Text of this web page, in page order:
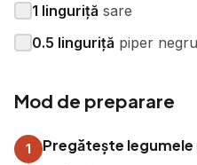
1 linguriță sare
0.5 linguriță piper negru
Mod de preparare
1 Pregătește